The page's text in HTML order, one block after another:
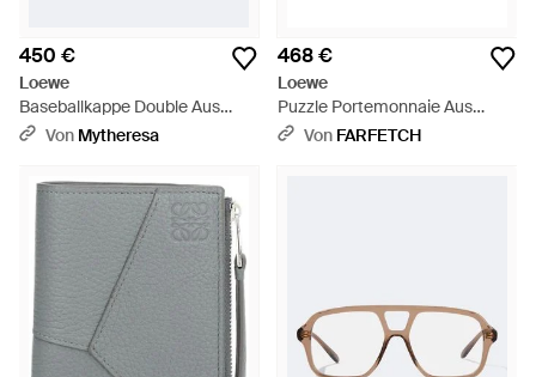
450 €
Loewe
Baseballkappe Double Aus
Baumwolle - Schwarz
Von Mytheresa
468 €
Loewe
Puzzle Portemonnaie Aus
Geschmeidigem, Gekörntem
Von FARFETCH